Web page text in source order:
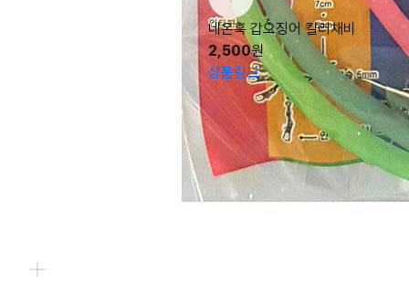
네온훅 갑오징어 킬러채비
2,500원
상품링크